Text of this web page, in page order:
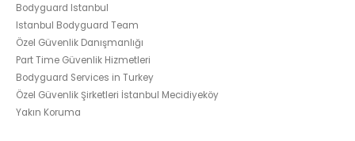
Bodyguard Istanbul
Istanbul Bodyguard Team
Özel Güvenlik Danışmanlığı
Part Time Güvenlik Hizmetleri
Bodyguard Services in Turkey
Özel Güvenlik Şirketleri İstanbul Mecidiyeköy
Yakın Koruma